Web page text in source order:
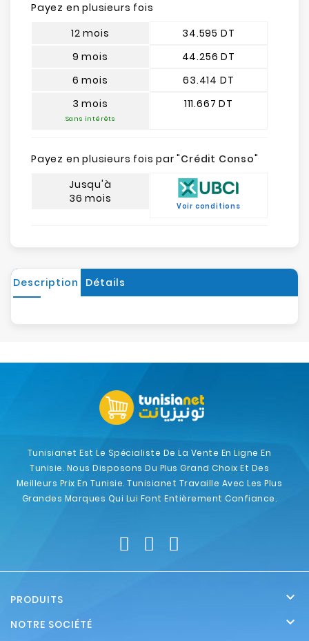
Payez en plusieurs fois
12 mois
9 mois
6 mois
3 mois
Sans intérêts
34.595 DT
44.256 DT
63.414 DT
111.667 DT
Payez en plusieurs fois par "Crédit Conso"
Jusqu'à
36 mois
Voir conditions
Description Détails
Tunisianet Est Le Spécialiste De La Vente En Ligne En
Tunisie. Nous Disposons Du Plus Grand Choix Et Des
Meilleurs Prix En Tunisie. Tunisianet Travaille Avec Les Plus
Grandes Marques Qui Lui Font Entièrement Confiance.
PRODUITS 
NOTRE SOCIÉTÉ
